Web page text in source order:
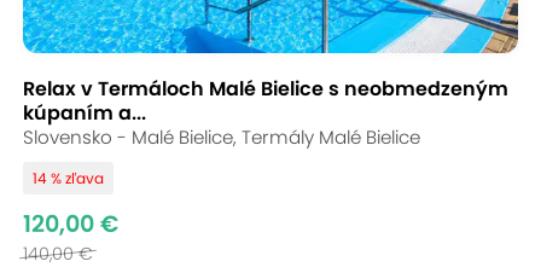
Relax v Termáloch Malé Bielice s neobmedzeným
kúpaním a...
Slovensko - Malé Bielice, Termály Malé Bielice
14 % zľava
120,00 €
140,00 €